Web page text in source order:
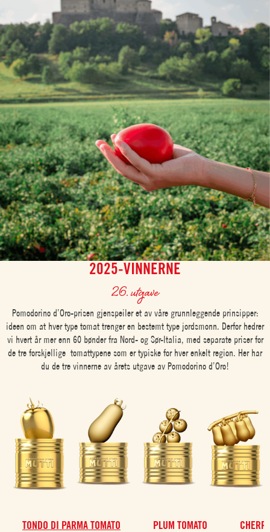
2025-VINNERNE
26. utgave
Pomodorino d’Oro-prisen gjenspeiler et av våre grunnleggende prinsipper:
ideen om at hver type tomat trenger en bestemt type jordsmonn. Derfor hedrer
vi hvert år mer enn 60 bønder fra Nord- og Sør-Italia, med separate priser for
de tre forskjellige tomattypene som er typiske for hver enkelt region. Her har
du de tre vinnerne av årets utgave av Pomodorino d’Oro!
TONDO DI PARMA TOMATO PLUM TOMATO